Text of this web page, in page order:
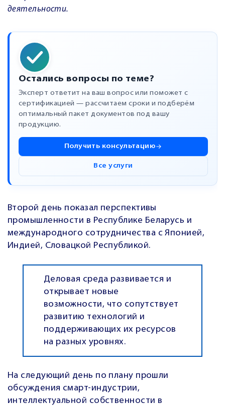
деятельности.
Остались вопросы по теме?
Эксперт ответит на ваш вопрос или поможет с
сертификацией — рассчитаем сроки и подберём
оптимальный пакет документов под вашу
продукцию.
Получить консультацию
Все услуги
Второй день показал перспективы
промышленности в Республике Беларусь и
международного сотрудничества с Японией,
Индией, Словацкой Республикой.
Деловая среда развивается и
открывает новые
возможности, что сопутствует
развитию технологий и
поддерживающих их ресурсов
на разных уровнях.
На следующий день по плану прошли
обсуждения смарт-индустрии,
интеллектуальной собственности в